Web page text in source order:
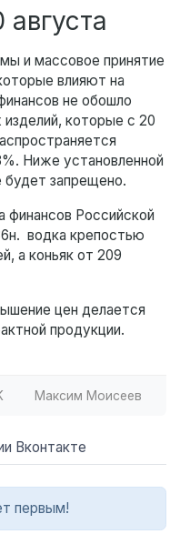
и массовое принятие
влияют на
не обошло
которые с 20
Ниже установленной
будет запрещено.
финансов Российской
водка крепостью
а коньяк от 209
цен делается
продукции.
Максим Моисеев
Вконтакте
первым!